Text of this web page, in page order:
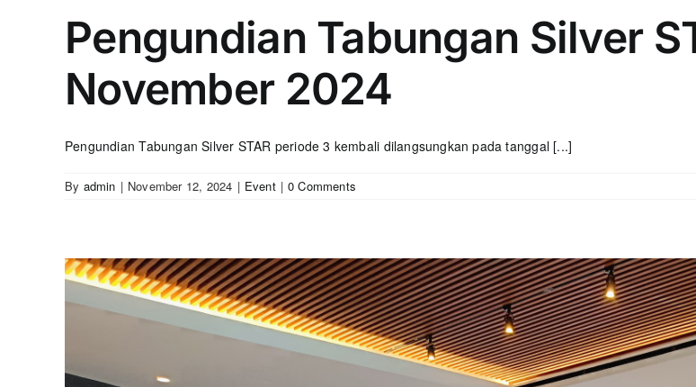
Pengundian Tabungan Silver
November 2024
Pengundian Tabungan Silver STAR periode 3 kembali dilangsungkan pada tanggal [...]
By admin | November 12, 2024 | Event | 0 Comments